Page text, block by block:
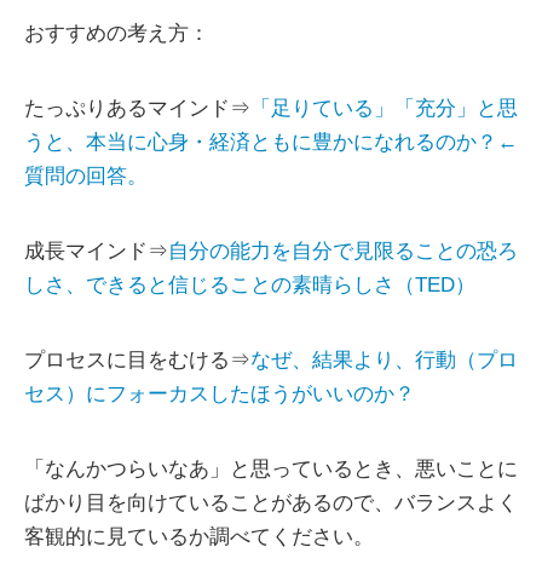
おすすめの考え方：
たっぷりあるマインド⇒ 「足りている」「充分」と思
うと、本当に心身・経済ともに豊かになれるのか？←
質問の回答。
成長マインド⇒自分の能力を自分で見限ることの恐ろ
しさ、できると信じることの素晴らしさ（TED）
プロセスに目をむける⇒なぜ、結果より、行動（プロ
セス）にフォーカスしたほうがいいのか？
「なんかつらいなあ」と思っているとき、悪いことに
ばかり目を向けていることがあるので、バランスよく
客観的に見ているか調べてください。